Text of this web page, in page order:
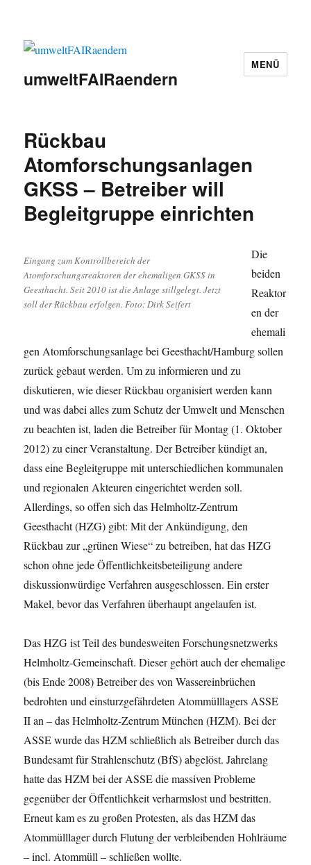
umweltFAIRaendern
MENÜ
Rückbau
Atomforschungsanlagen
GKSS – Betreiber will
Begleitgruppe einrichten
Eingang zum Kontrollbereich der
Atomforschungsreaktoren der ehemaligen GKSS in
Geesthacht. Seit 2010 ist die Anlage stillgelegt. Jetzt
soll der Rückbau erfolgen. Foto: Dirk Seifert
Die
beiden
Reaktor
en der
ehemali
gen Atomforschungsanlage bei Geesthacht/Hamburg sollen
zurück gebaut werden. Um zu informieren und zu
diskutieren, wie dieser Rückbau organisiert werden kann
und was dabei alles zum Schutz der Umwelt und Menschen
zu beachten ist, laden die Betreiber für Montag (1. Oktober
2012) zu einer Veranstaltung. Der Betreiber kündigt an,
dass eine Begleitgruppe mit unterschiedlichen kommunalen
und regionalen Akteuren eingerichtet werden soll.
Allerdings, so offen sich das Helmholtz-Zentrum
Geesthacht (HZG) gibt: Mit der Ankündigung, den
Rückbau zur „grünen Wiese“ zu betreiben, hat das HZG
schon ohne jede Öffentlichkeitsbeteiligung andere
diskussionwürdige Verfahren ausgeschlossen. Ein erster
Makel, bevor das Verfahren überhaupt angelaufen ist.
Das HZG ist Teil des bundesweiten Forschungsnetzwerks
Helmholtz-Gemeinschaft. Dieser gehört auch der ehemalige
(bis Ende 2008) Betreiber des von Wassereinbrüchen
bedrohten und einsturzgefährdeten Atommülllagers ASSE
II an – das Helmholtz-Zentrum München (HZM). Bei der
ASSE wurde das HZM schließlich als Betreiber durch das
Bundesamt für Strahlenschutz (BfS) abgelöst. Jahrelang
hatte das HZM bei der ASSE die massiven Probleme
gegenüber der Öffentlichkeit verharmslost und bestritten.
Erneut kam es zu großen Protesten, als das HZM das
Atommülllager durch Flutung der verbleibenden Hohlräume
– incl. Atommüll – schließen wollte.